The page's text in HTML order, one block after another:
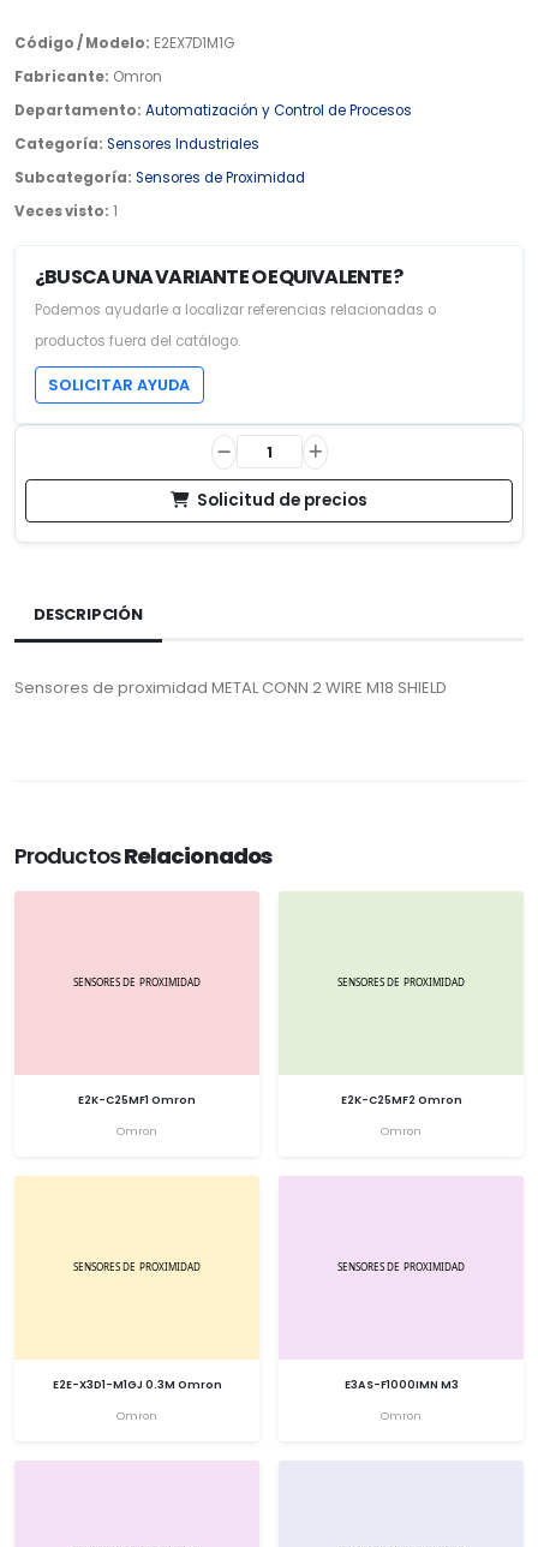
Código / Modelo: E2EX7D1M1G
Fabricante: Omron
Departamento: Automatización y Control de Procesos
Categoría: Sensores Industriales
Subcategoría: Sensores de Proximidad
Veces visto: 1
¿BUSCA UNA VARIANTE O EQUIVALENTE?
Podemos ayudarle a localizar referencias relacionadas o
productos fuera del catálogo.
SOLICITAR AYUDA
Solicitud de precios
DESCRIPCIÓN
Sensores de proximidad METAL CONN 2 WIRE M18 SHIELD
ProductosRelacionados
E2K-C25MF1 Omron
Omron
E2K-C25MF2 Omron
Omron
E2E-X3D1-M1GJ 0.3M Omron
Omron
E3AS-F1000IMN M3
Omron